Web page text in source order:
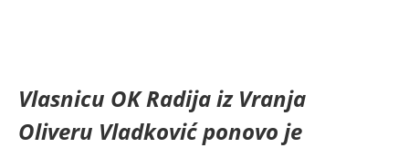
Vlasnicu OK Radija iz Vranja
Oliveru Vladković ponovo je